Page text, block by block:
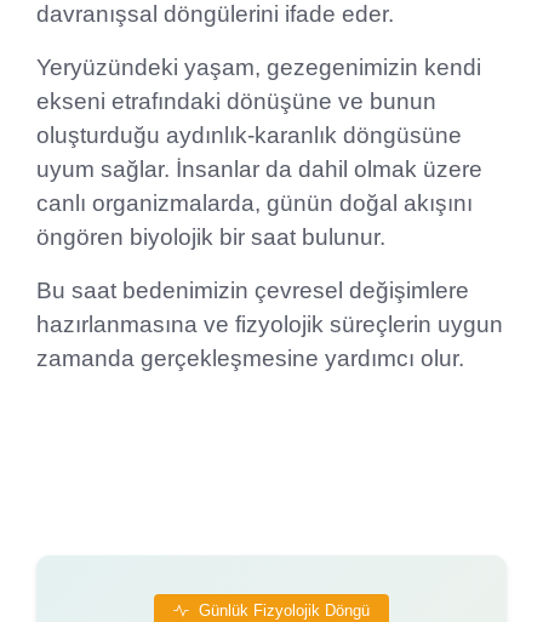
davranışsal döngülerini ifade eder.
Yeryüzündeki yaşam, gezegenimizin kendi
ekseni etrafındaki dönüşüne ve bunun
oluşturduğu aydınlık-karanlık döngüsüne
uyum sağlar. İnsanlar da dahil olmak üzere
canlı organizmalarda, günün doğal akışını
öngören biyolojik bir saat bulunur.
Bu saat bedenimizin çevresel değişimlere
hazırlanmasına ve fizyolojik süreçlerin uygun
zamanda gerçekleşmesine yardımcı olur.
Günlük Fizyolojik Döngü